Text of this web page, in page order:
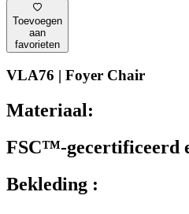
Toevoegen
aan
favorieten
VLA76 | Foyer Chair
Materiaal:
FSC™-gecertificeerd
Bekleding :